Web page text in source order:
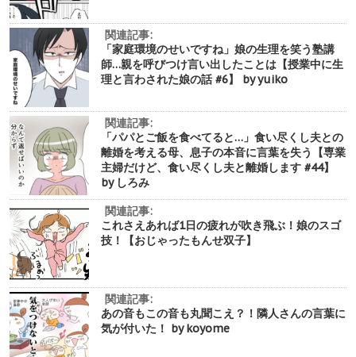
関連記事:
「家庭環境のせいですね」娘の生理を笑う塾講
師…親を呼びつけ言い出したことは【授業中に生
理と言わされた娘の話 #6】 by yuiko
関連記事:
「パパとご飯を食べてると…」食い尽くし夫との
離婚を考える母、息子の本音に言葉を失う【専業
主婦だけど、食い尽くし夫と離婚します #44】
by しろみ
関連記事:
これさえあれば1日の疲れが吹き飛ぶ！娘のスゴ
技！【おじゃったもんせ双子】
関連記事:
あの音もこの音も丸聞こえ？！隣人さんの言葉に
気が付いた！ by koyome